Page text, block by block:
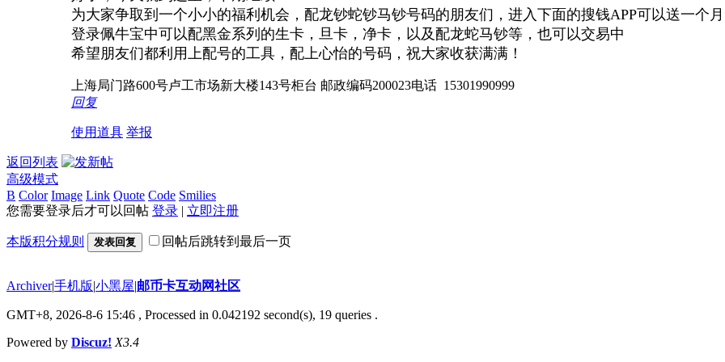
为大家争取到一个小小的福利机会，配龙钞蛇钞马钞号码的朋友们，进入下面的搜钱APP可以送一个
登录佩牛宝中可以配黑金系列的生卡，旦卡，净卡，以及配龙蛇马钞等，也可以交易中
希望朋友们都利用上配号的工具，配上心怡的号码，祝大家收获满满！
上海局门路600号卢工市场新大楼143号柜台 邮政编码200023电话 15301990999
回复
使用道具 举报
返回列表
高级模式
B Color Image Link Quote Code Smilies
您需要登录后才可以回帖 登录 | 立即注册
本版积分规则 发表回复 回帖后跳转到最后一页
Archiver|手机版|小黑屋|邮币卡互动网社区
GMT+8, 2026-8-6 15:46 , Processed in 0.042192 second(s), 19 queries .
Powered by Discuz! X3.4